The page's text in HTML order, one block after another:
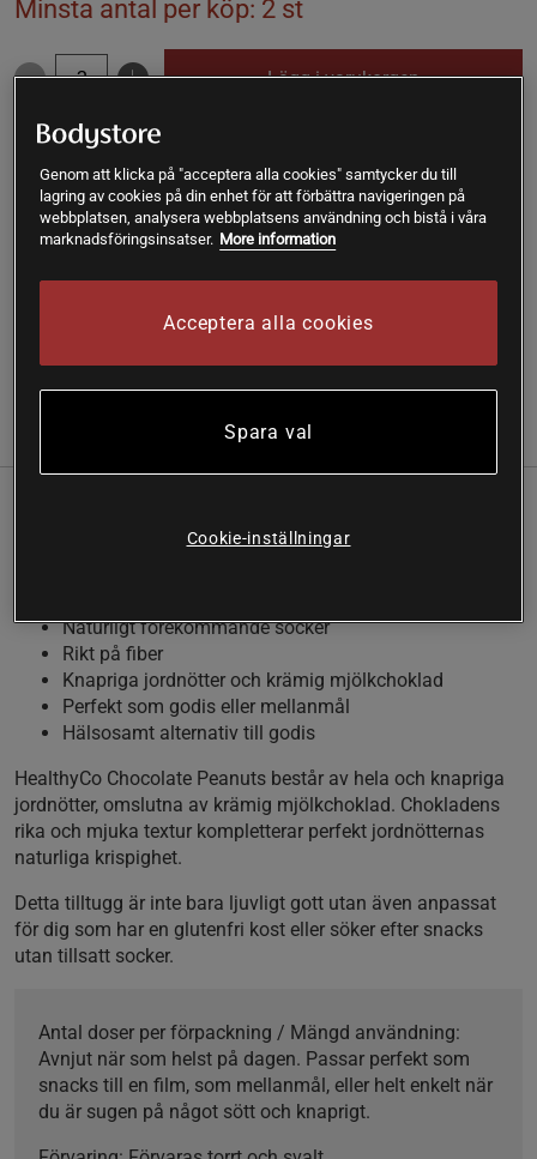
Minsta antal per köp: 2 st
Lägg i varukorgen
Fri frakt över 199 kr
SKU #600721| EAN7350021424525
HealthyCo Chocolate Peanuts är ett utsökt snack för
choklad- och jordnötsälskare som söker ett hälsosammare
alternativ till traditionellt godis.
Recensioner(1) Näring & Ingredienser
den som vill stilla sötsuget utan att kompromissa
Naturligt förekommande socker
Rikt på fiber
Knapriga jordnötter och krämig mjölkchoklad
Perfekt som godis eller mellanmål
Hälsosamt alternativ till godis
HealthyCo Chocolate Peanuts består av hela och knapriga
jordnötter, omslutna av krämig mjölkchoklad. Chokladens
rika och mjuka textur kompletterar perfekt jordnötternas
naturliga krispighet.
Detta tilltugg är inte bara ljuvligt gott utan även anpassat
för dig som har en glutenfri kost eller söker efter snacks
utan tillsatt socker.
Antal doser per förpackning / Mängd användning:
Avnjut när som helst på dagen. Passar perfekt som
snacks till en film, som mellanmål, eller helt enkelt när
du är sugen på något sött och knaprigt.
Genom att klicka på "acceptera alla cookies" samtycker du till
lagring av cookies på din enhet för att förbättra navigeringen på
webbplatsen, analysera webbplatsens användning och bistå i våra
marknadsföringsinsatser. More information
Acceptera alla cookies
Spara val
Cookie-inställningar